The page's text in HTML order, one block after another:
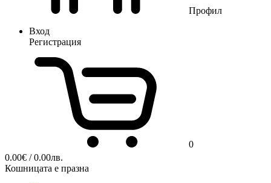
Профил
Вход
Регистрация
0
0.00€ / 0.00лв.
Кошницата е празна